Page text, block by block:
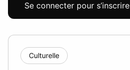
Se connecter pour s’inscrire
Culturelle